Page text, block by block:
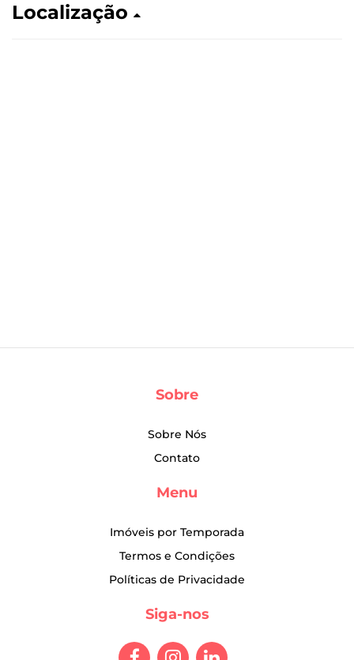
Localização
Sobre
Sobre Nós
Contato
Menu
Imóveis por Temporada
Termos e Condições
Políticas de Privacidade
Siga-nos